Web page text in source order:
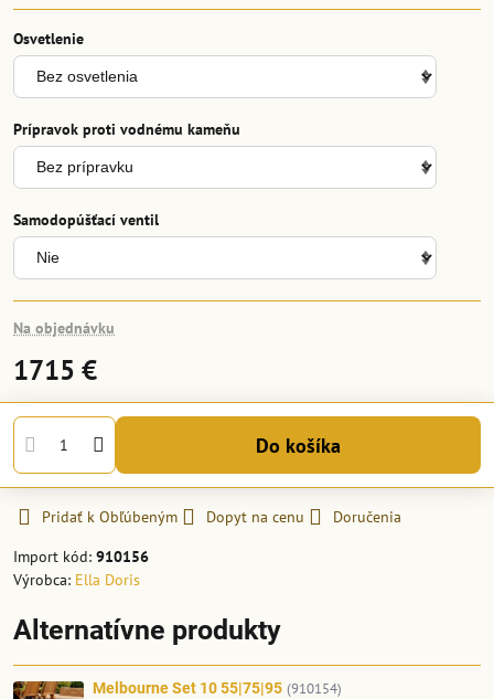
Osvetlenie
Prípravok proti vodnému kameňu
Samodopúšťací ventil
Na objednávku
1715 €
Do košíka
Pridať k Obľúbeným Dopyt na cenu
Doručenia
Import kód: 910156
Výrobca: Ella Doris
Alternatívne produkty
Melbourne Set 10 55|75|95 (910154)